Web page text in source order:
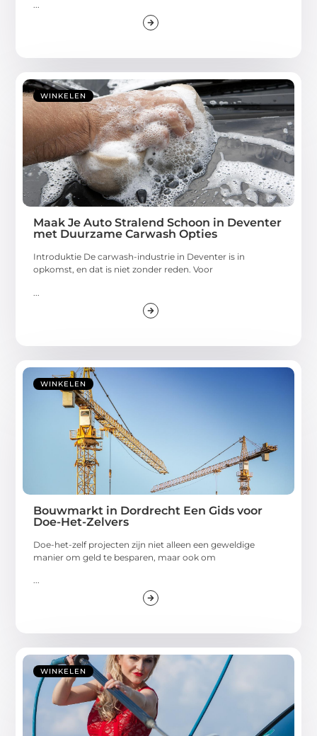
...
WINKELEN
Maak Je Auto Stralend Schoon in Deventer
met Duurzame Carwash Opties
Introduktie De carwash-industrie in Deventer is in
opkomst, en dat is niet zonder reden. Voor
WINKELEN
Bouwmarkt in Dordrecht Een Gids voor
Doe-Het-Zelvers
Doe-het-zelf projecten zijn niet alleen een geweldige
manier om geld te besparen, maar ook om
...
WINKELEN